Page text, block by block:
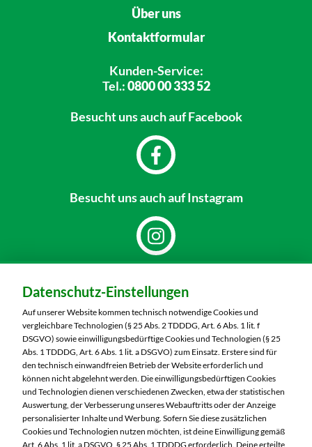
Über uns
Kontaktformular
Kunden-Service:
Tel.:0800 00 333 52
Besucht unsauch auf Facebook
Besucht unsauch auf Instagram
MARKTKAUF Schweinfurt
Carl-Benz-Straße 7
97424 Schweinfurt
Telefon:09721 77040
Markt ändern
Öffnungszeiten diese Woche:
Datenschutz-Einstellungen
Auf unserer Website kommen technisch notwendige Cookies und
vergleichbare Technologien (§ 25 Abs. 2 TDDDG, Art. 6 Abs. 1 lit. f
DSGVO) sowie einwilligungsbedürftige Cookies und Technologien (§ 25
Abs. 1 TDDDG, Art. 6 Abs. 1 lit. a DSGVO) zum Einsatz. Erstere sind für
den technisch einwandfreien Betrieb der Website erforderlich und
können nicht abgelehnt werden. Die einwilligungsbedürftigen Cookies
und Technologien dienen verschiedenen Zwecken, etwa der statistischen
Auswertung, der Verbesserung unseres Webauftritts oder der Anzeige
personalisierter Inhalte und Werbung. Sofern Sie diese zusätzlichen
Cookies und Technologien nutzen möchten, ist deine Einwilligung gemäß
Art. 6 Abs. 1 lit. a DSGVO, § 25 Abs. 1 TDDDG erforderlich. Deine erteilte